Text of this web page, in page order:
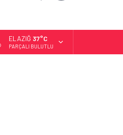
GALERİ
ELAZIĞ 37°C
PARÇALI BULUTLU